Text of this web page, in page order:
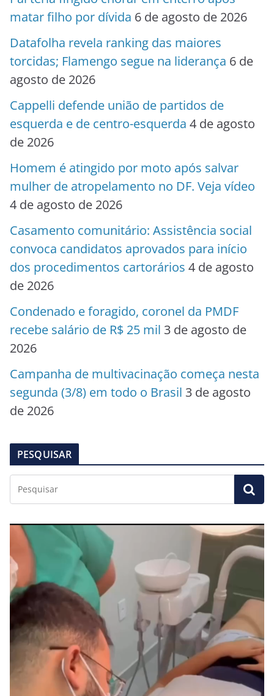
matar filho por dívida 6 de agosto de 2026
Datafolha revela ranking das maiores
torcidas; Flamengo segue na liderança 6 de
agosto de 2026
Cappelli defende união de partidos de
esquerda e de centro-esquerda 4 de agosto
de 2026
Homem é atingido por moto após salvar
mulher de atropelamento no DF. Veja vídeo
4 de agosto de 2026
Casamento comunitário: Assistência social
convoca candidatos aprovados para início
dos procedimentos cartorários 4 de agosto
de 2026
Condenado e foragido, coronel da PMDF
recebe salário de R$ 25 mil 3 de agosto de
2026
Campanha de multivacinação começa nesta
segunda (3/8) em todo o Brasil 3 de agosto
de 2026
PESQUISAR